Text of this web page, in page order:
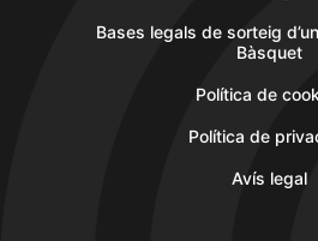
Bases legals de sorteig
Bàsquet
Política de
Política de
Avís legal